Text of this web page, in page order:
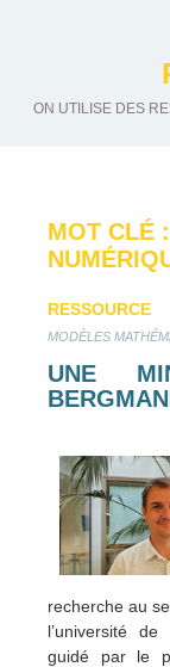
ON UTILISE DES
MOT CLÉ
RESSOURCE
MODÈLES
UNE
recherche au
l’université
guidé par le